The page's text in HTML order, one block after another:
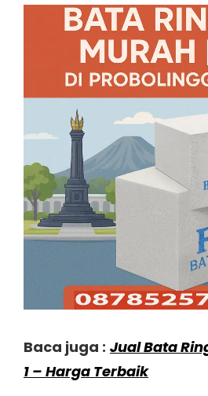
Baca juga : Jual Bata
1 – Harga Terbaik